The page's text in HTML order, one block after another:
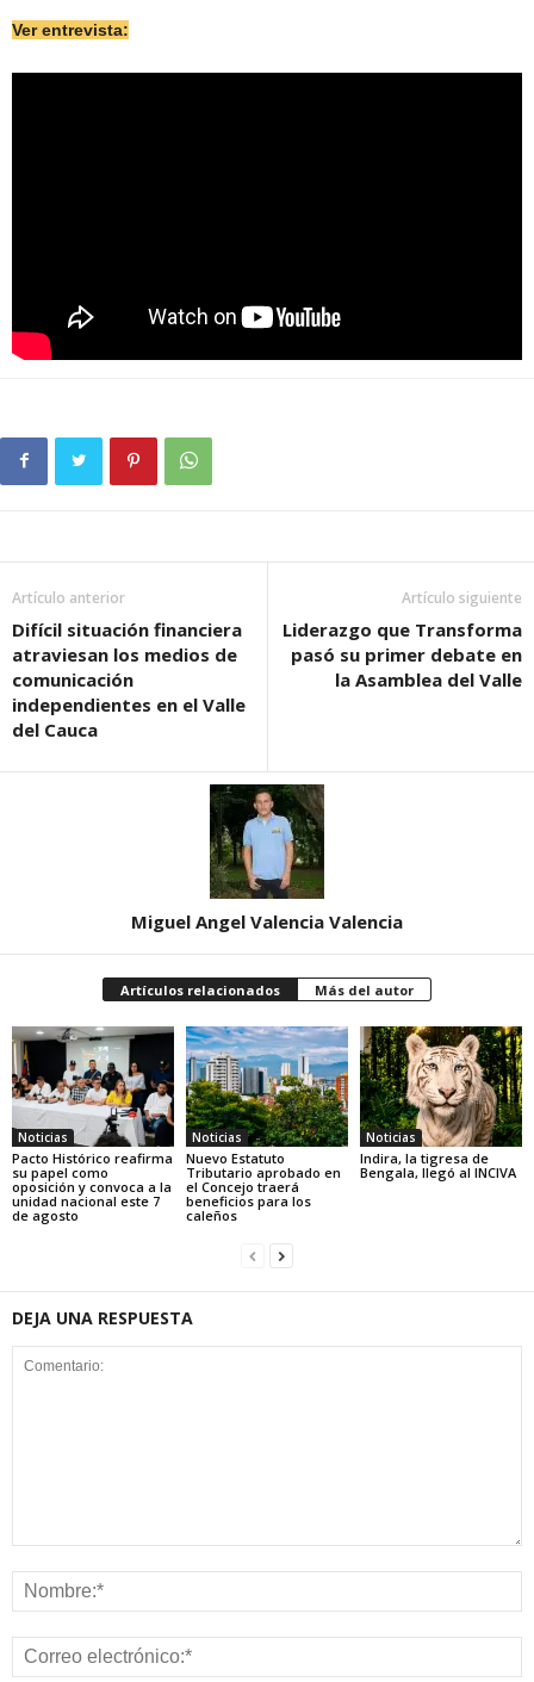
Ver entrevista:
Artículo anterior
Difícil situación financiera
atraviesan los medios de
comunicación
independientes en el Valle
del Cauca
Artículo siguiente
Liderazgo que Transforma
pasó su primer debate en
la Asamblea del Valle
Miguel Angel Valencia Valencia
Artículos relacionados Más del autor
Noticias
Pacto Histórico reafirma
su papel como
oposición y convoca a la
unidad nacional este 7
de agosto
Noticias
Nuevo Estatuto
Tributario aprobado en
el Concejo traerá
beneficios para los
caleños
Noticias
Indira, la tigresa de
Bengala, llegó al INCIVA
DEJA UNA RESPUESTA